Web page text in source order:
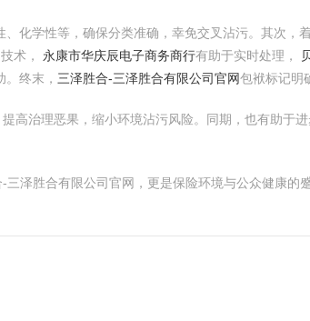
化学性等，确保分类准确，幸免交叉沾污。其次，
术， 永康市华庆辰电子商务商行有助于实时处理，
终末， 三泽胜合-三泽胜合有限公司官网包袱标记明
高治理恶果，缩小环境沾污风险。同期，也有助于
泽胜合有限公司官网，更是保险环境与公众健康